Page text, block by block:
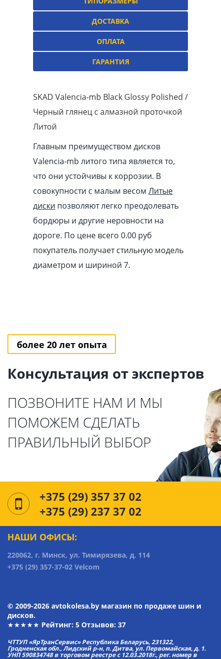
ДОСТАВКА
ОПЛАТА
ГАРАНТИЯ
SKAD Valencia-mb Black Glossy Polished /
Черный глянец с алмазной проточкой
Литой
Главным преимуществом дисков
Valencia-mb литого типа является то,
что они устойчивы к коррозии. В
совокупности с малым весом Литые
диски позволяют легко преодолевать
бордюры и другие неровности на
дороге. По цене всего 0.00 pуб
покупатель получает стильную модель
диаметром и шириной 7.
более 20 лет опыта
Консультация от экспертов
ПОЗВОНИТЕ НАМ И МЫ
ПОМОЖЕМ СДЕЛАТЬ
ПРАВИЛЬНЫЙ ВЫБОР
+375 (29) 357 37 02
+375 (29) 237 37 02
НАШИ ОФИСЫ:
220062, г. Минск, ул. Тимирязева, д. 114
+375 (29) 357-37-02 Velcom
© 2009-2026 avtokolesa.by магазин по продаже шин и
дисков.
★★★★★ Рейтинг: 5 Отзывов: 37
ЧТТУП «ЯрТранСервис» Республика Беларусь, 231322,
Гродненская обл., Лидский р-н, п. Дитва, ул. Первомайская, д. 1.
УНП 590834748 в торговом реестре с 12.03.2018г., рег. номер в